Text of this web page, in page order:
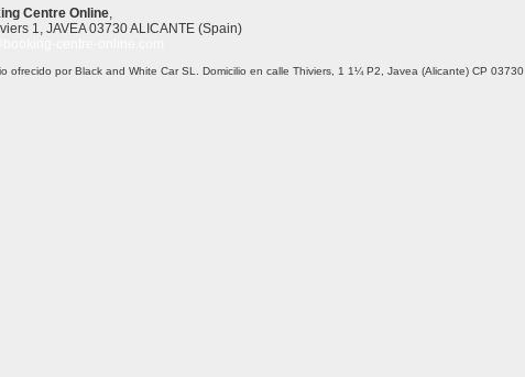
Centre Online,
1, JAVEA 03730 ALICANTE (Spain)
ofrecido por Black and White Car SL. Domicilio en calle Thiviers, 1 1¼ P2, Javea (Alicante) CP 03730